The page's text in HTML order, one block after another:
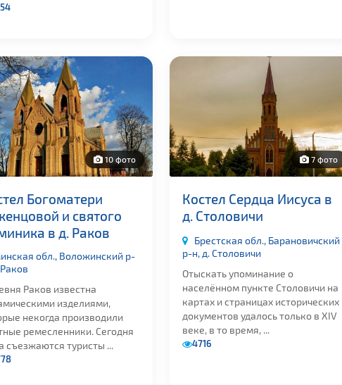
10 фото
Богоматери
и святого
в д. Раков
обл., Воложинский р-
Раков известна
изделиями,
некогда производили
ремесленники. Сегодня
съезжаются туристы ...
7 фото
Костел Сердца Иисуса в
д. Столовичи
Брестская обл., Барановичский
р-н, д. Столовичи
Отыскать упоминание о
населённом пункте Столовичи на
картах и страницах исторических
документов удалось только в XIV
веке, в то время, ...
4716